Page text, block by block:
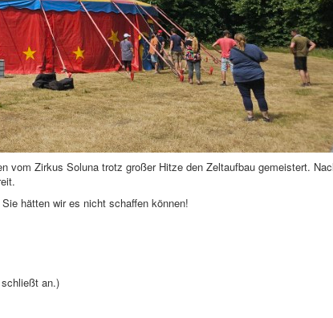
vom Zirkus Soluna trotz großer Hitze den Zeltaufbau gemeistert.
hätten wir es nicht schaffen können!
an.)